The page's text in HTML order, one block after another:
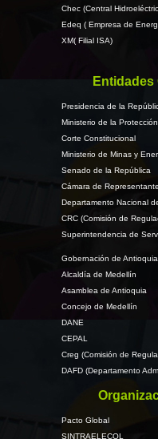
Chec (Central
Edeq ( Empresa de
XM( Filial ISA)
Presidencia de la
Ministerio de la
Corte Constitucional
Ministerio de Minas y
Senado de la República
Cámara de
Departamento Nacional
CRC (Comisión de
Superintendencia de
Gobernación de Antioquia
Alcaldía de Medellín
Asamblea de Antioquia
Concejo de Medellín
DANE
CEPAL
Creg (Comisión de
DAFD (Departamento
Pacto Global
SINTRAELECOL